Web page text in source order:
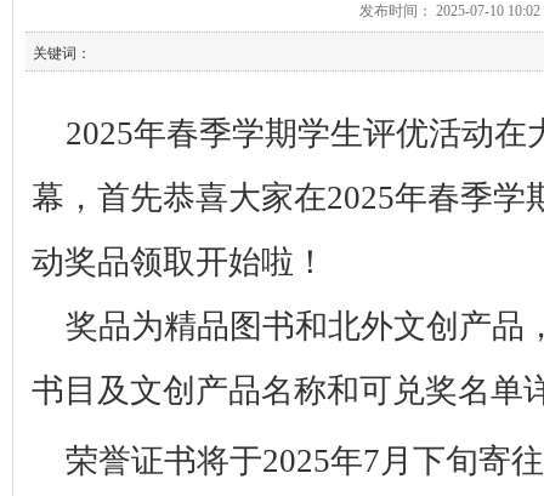
发布时间： 2025-07-10
关键词：
2025年春季学期学生评优活动在
幕，首先恭喜大家在2025年春季学
动奖品领取开始啦！
奖品为精品图书和北外文创产品
书目及文创产品名称和可兑奖名单
荣誉证书将于2025年7月下旬寄